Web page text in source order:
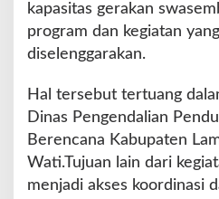
n
P
n
u
a
n
K
kapasitas gerakan
program dan kegiatan
diselenggarakan.
Hal tersebut tertuang
Dinas Pengendalian
Berencana Kabupaten
Wati.Tujuan lain dari
menjadi akses koordinasi